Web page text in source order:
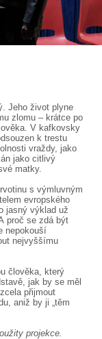
Jeho život plyne
zlomu – krátce po
V kafkovsky
k trestu
vraždy, jako
jako citlivý
matky.
s výmluvným
evropského
jasný výklad už
proč se zdá být
nepokouší
nejvyššímu
člověka, který
jak by se měl
přijmout
aniž by ji „těm
projekce.